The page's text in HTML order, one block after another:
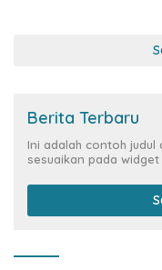
Berita Terbaru
Ini adalah contoh judul
sesuaikan pada widget